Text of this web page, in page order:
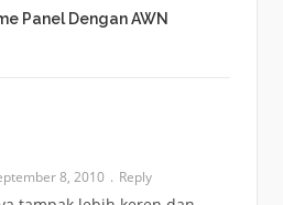
Panel Dengan AWN
8, 2010 Reply